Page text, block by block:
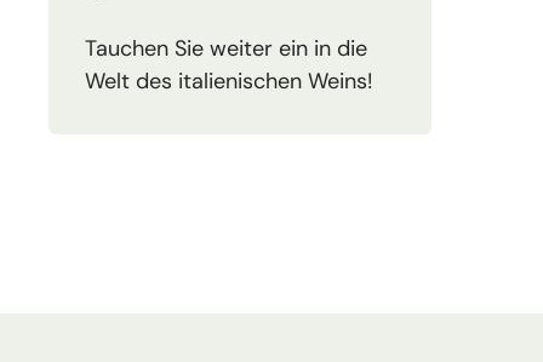
Tauchen Sie weiter ein in die
Welt des italienischen Weins!